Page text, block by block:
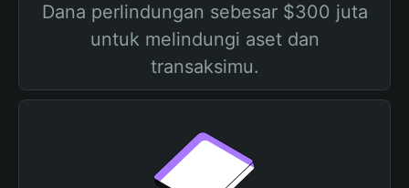
Dana perlindungan sebesar $300 juta
untuk melindungi aset dan
transaksimu.